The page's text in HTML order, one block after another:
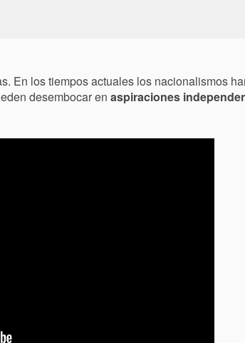
En los tiempos actuales los nacionalismos
desembocar en aspiraciones